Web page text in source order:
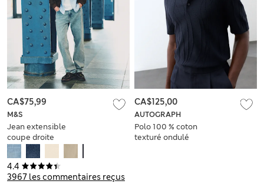
4.4
3967 les commentaires reçus
M&S
Jean extensible
coupe droite
CA$75,99
AUTOGRAPH
Polo 100 % coton
texturé ondulé
CA$125,00